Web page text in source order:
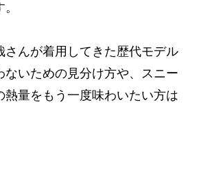
んが着用してきた歴代モデル
いための見分け方や、スニー
量をもう一度味わいたい方は